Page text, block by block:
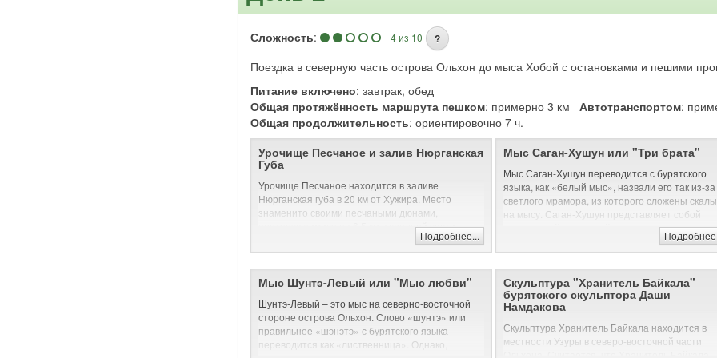
Сложность: 4 из 10 ?
Поездка в северную часть острова Ольхон до мыса Хобой с остановками и пешими
Питание включено: завтрак, обед
Общая протяжённость маршрута пешком: примерно 3 км Автотранспортом:
Общая продолжительность: ориентировочно 7 ч.
Урочище Песчаное и залив Нюрганская
Губа
Урочище Песчаное находится в заливе
Нюрганская губа в 20 км от Хужира. Место
знаменито своими песчаными дюнами,
протянувшимися на 6,5 км в средней части
западного побережья на Ольхоне. Здесь дуют
постоянные ветра, которые переносят песок с
берега, образуя холмы. Пески могут уходить
вглубь острова местами до 1,5 км.
Урочище Песчаное имеет свою историю: раньше
здесь была исправительно-трудовая колония и
рыбоконсервный завод. На сегодняшний день
там остались только полуразрушенные дома и
Подробнее...
Мыс Саган-Хушун или "Три брата"
Мыс Саган-Хушун переводится с бурятского
языка, как «белый мыс», назвали его так из-за
светлого мрамора, из которого сложены скалы
на мысу. Саган-Хушун представляет собой
живописный скалистый мыс, протяженность
которого около 1 км. Белые мраморные скалы
густо заросли лишайниками красного цвета.
Второе название мыса: Три брата, из-за трех
скал, расположенных на мысу. Существует
легенда про 3 братьев, которые ослушались
своего отца-шамана, за что были превращены
каменные глыбы.
С мыса Саган-Хушун открывается отличный
Мыс Шунтэ-Левый или "Мыс любви"
Шунтэ-Левый – это мыс на северно-восточной
стороне острова Ольхон. Слово «шунтэ» или
правильнее «шэнэтэ» с бурятского языка
переводится как «лиственница». Однако,
Скульптура "Хранитель Байкала"
бурятского скульптора Даши
Намдакова
Скульптура Хранитель Байкала находится в
местности Узуры в северо-восточной части